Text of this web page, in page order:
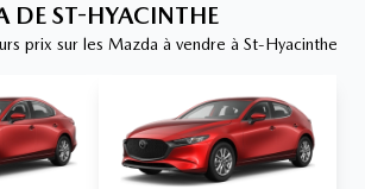
DE ST-HYACINTHE
prix sur les Mazda à vendre à St-Hyacinthe